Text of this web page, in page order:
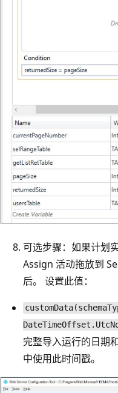
可选步骤：如果计划
Assign 活动拖放到
后。 设置此值：
完整导入运行的日期
中使用此时间戳。